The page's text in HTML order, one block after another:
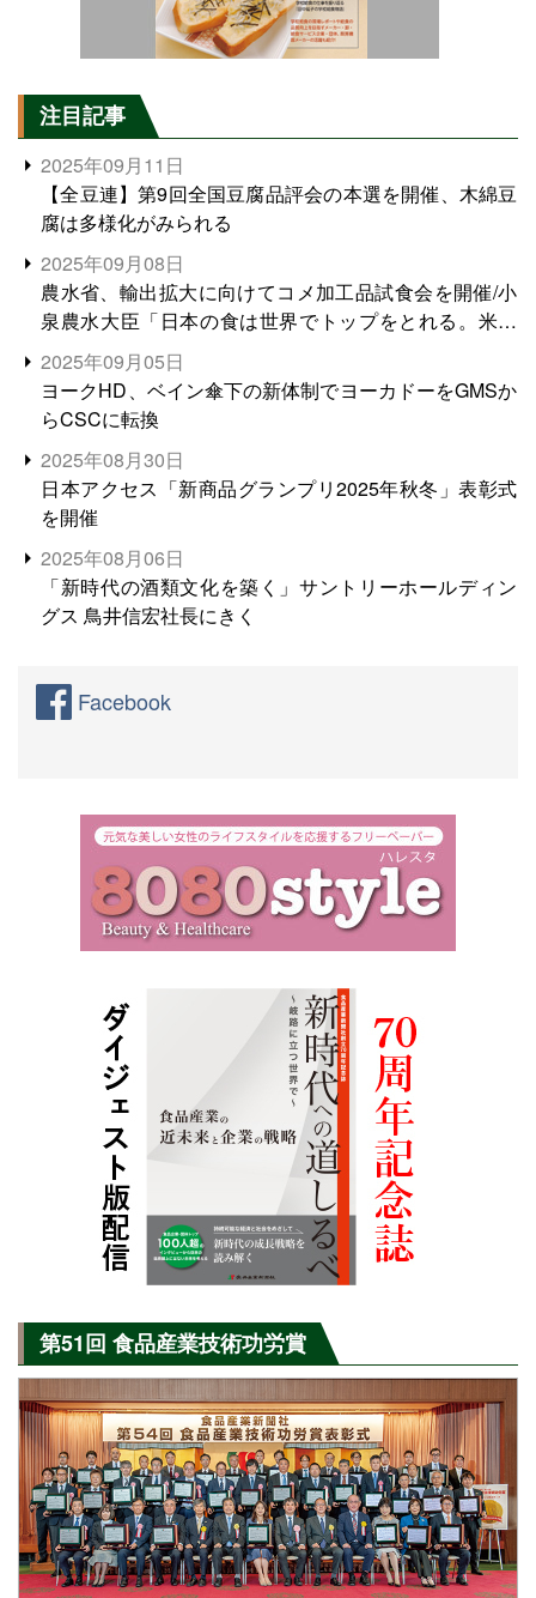
注目記事
2025年09月11日
【全豆連】第9回全国豆腐品評会の本選を開催、木綿豆
腐は多様化がみられる
2025年09月08日
農水省、輸出拡大に向けてコメ加工品試食会を開催/小
泉農水大臣「日本の食は世界でトップをとれる。米増
産に向けて、米輸出需要の拡大を」
2025年09月05日
ヨークHD、ベイン傘下の新体制でヨーカドーをGMSか
らCSCに転換
2025年08月30日
日本アクセス「新商品グランプリ2025年秋冬」表彰式
を開催
2025年08月06日
「新時代の酒類文化を築く」サントリーホールディン
グス 鳥井信宏社長にきく
Facebook
第51回 食品産業技術功労賞